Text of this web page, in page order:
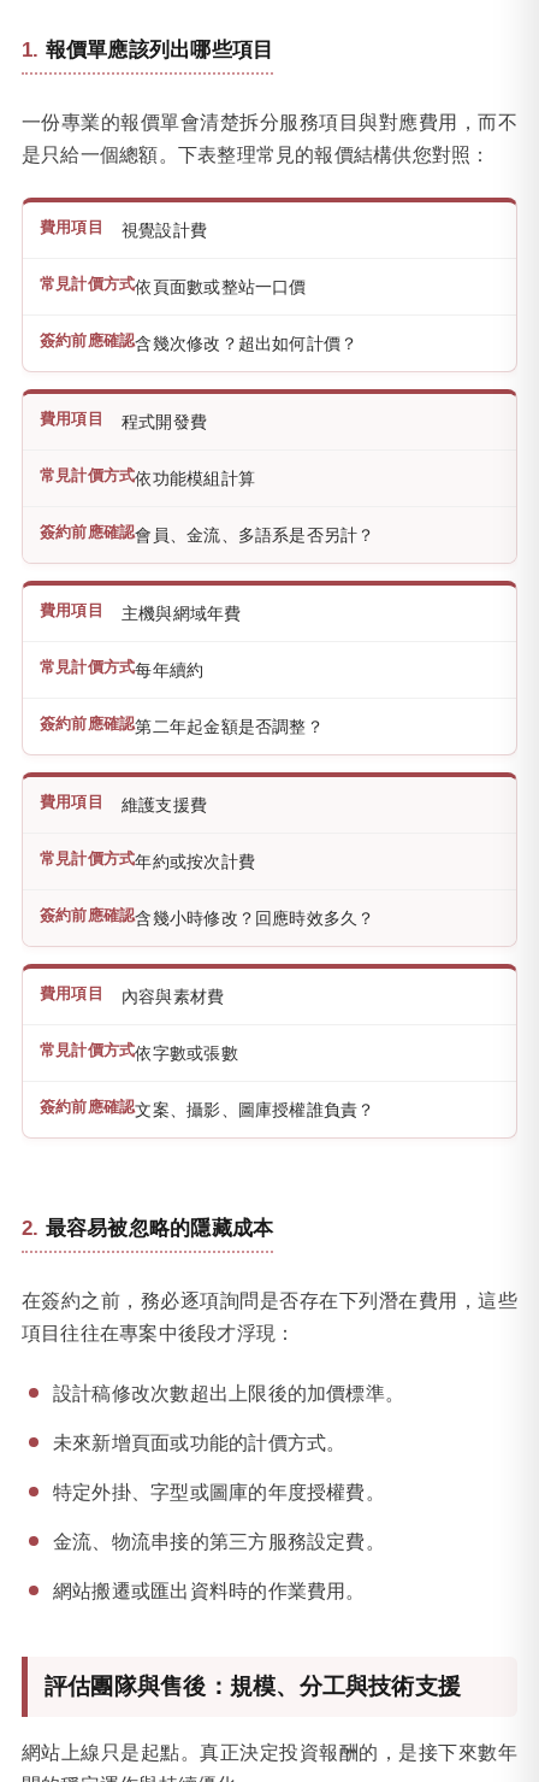
報價單應該列出哪些項目
一份專業的報價單會清楚拆分服務項目與對應費用，而不
是只給一個總額。下表整理常見的報價結構供您對照：
視覺設計費
依頁面數或整站一口價
含幾次修改？超出如何計價？
程式開發費
依功能模組計算
會員、金流、多語系是否另計？
主機與網域年費
每年續約
第二年起金額是否調整？
維護支援費
年約或按次計費
含幾小時修改？回應時效多久？
內容與素材費
依字數或張數
文案、攝影、圖庫授權誰負責？
最容易被忽略的隱藏成本
在簽約之前，務必逐項詢問是否存在下列潛在費用，這些
項目往往在專案中後段才浮現：
設計稿修改次數超出上限後的加價標準。
未來新增頁面或功能的計價方式。
特定外掛、字型或圖庫的年度授權費。
金流、物流串接的第三方服務設定費。
網站搬遷或匯出資料時的作業費用。
評估團隊與售後：規模、分工與技術支援
網站上線只是起點。真正決定投資報酬的，是接下來數年